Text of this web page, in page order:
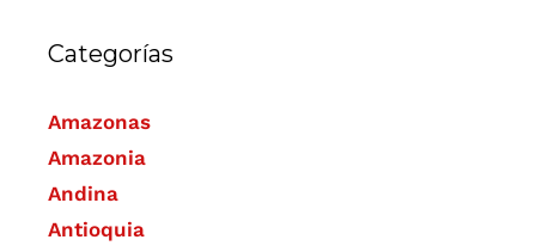
Categorías
Amazonas
Amazonia
Andina
Antioquia